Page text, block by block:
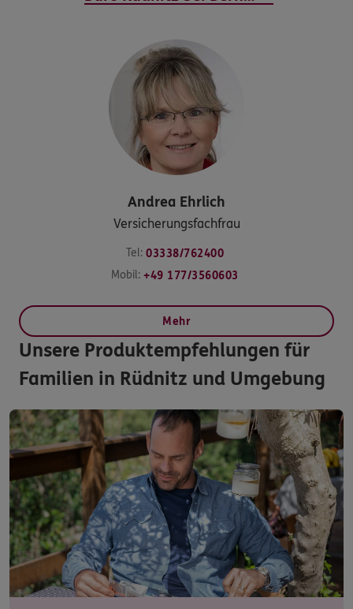
Andrea Ehrlich
Versicherungsfachfrau
Tel: 03338/762400
Mobil: +49 177/3560603
Mehr
Unsere Produktempfehlungen für
Familien in Rüdnitz und Umgebung